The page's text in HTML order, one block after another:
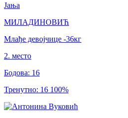
Јања
МИЛАДИНОВИЋ
Млађе девојчице -36кг
2. место
Бодова: 16
Тренутно: 16 100%